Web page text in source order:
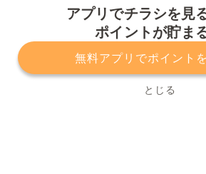
アプリでチラシを見
ポイントが貯ま
無料アプリでポイント
とじる
プライバシーポリシー 利用規約
サービスに関してのお問い合わせ